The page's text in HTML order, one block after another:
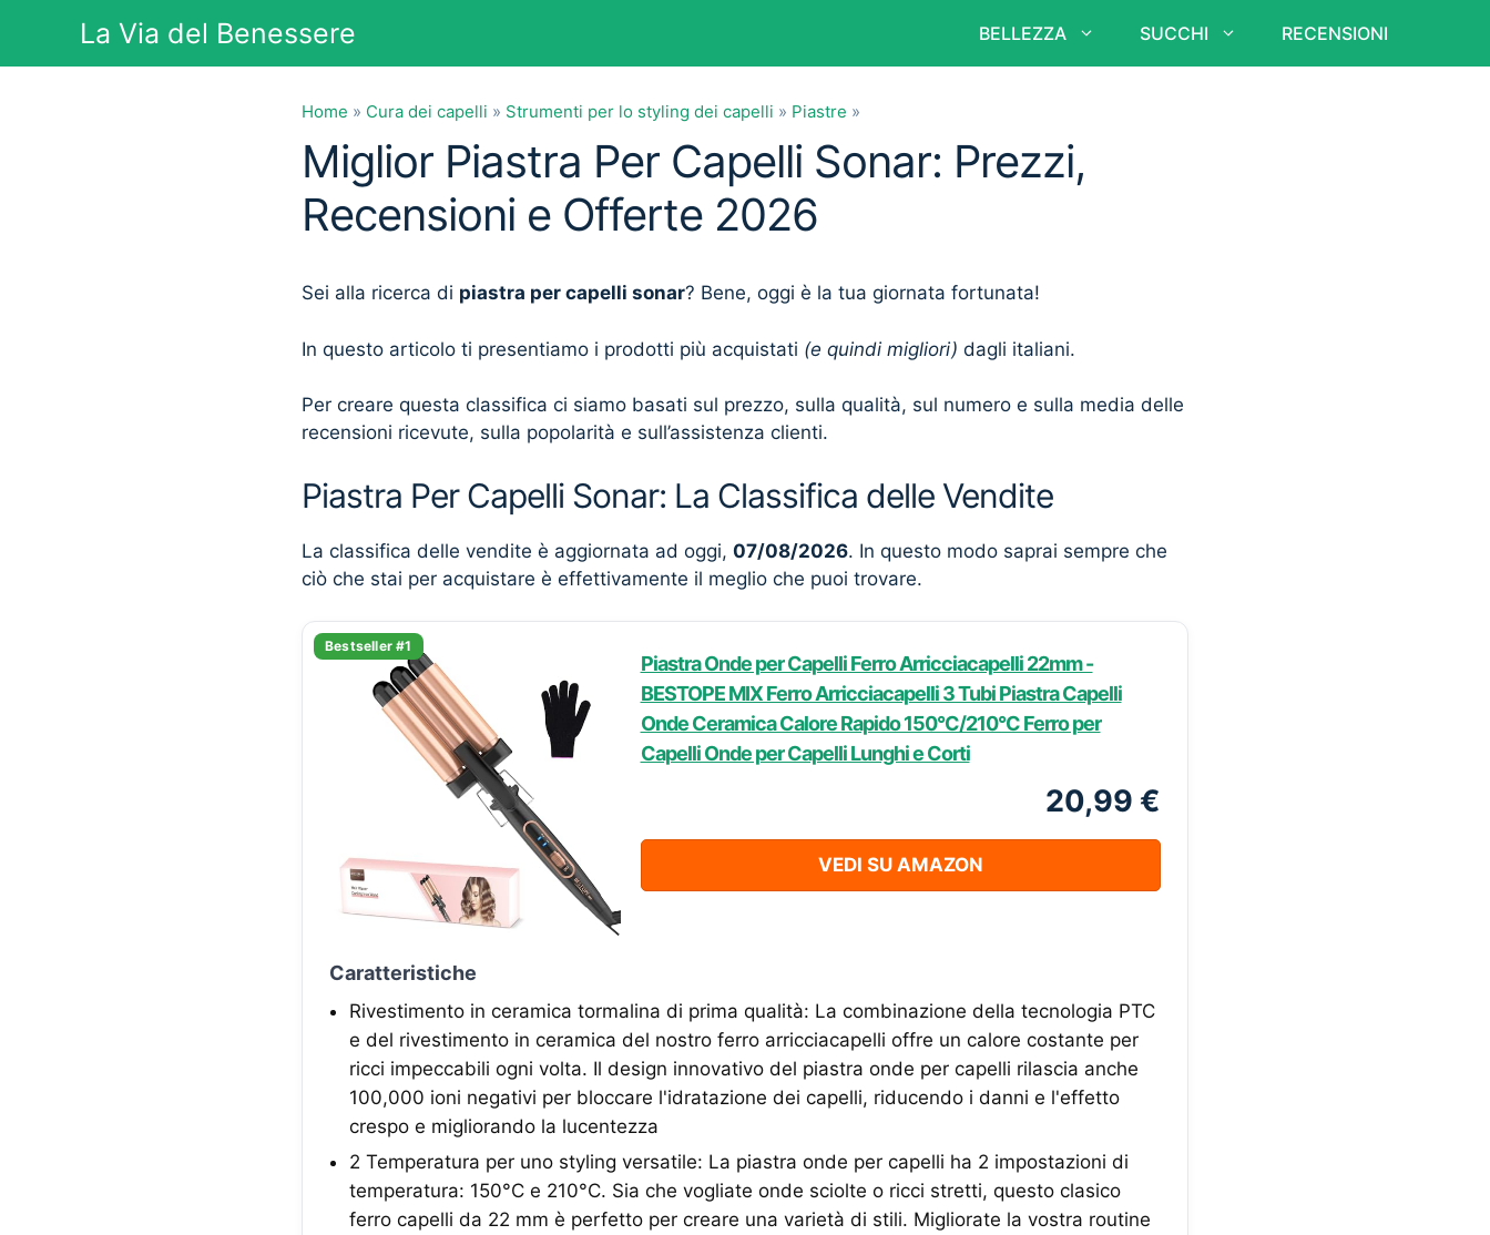
contenuto
La Via del Benessere BELLEZZA SUCCHI RECENSIONI
Home » Cura dei capelli » Strumenti per lo styling dei capelli » Piastre »
Miglior Piastra Per Capelli Sonar: Prezzi,
Recensioni e Offerte 2026
Sei alla ricerca di piastra per capelli sonar? Bene, oggi è la tua giornata fortunata!
In questo articolo ti presentiamo i prodotti più acquistati (e quindi migliori) dagli italiani.
Per creare questa classifica ci siamo basati sul prezzo, sulla qualità, sul numero e sulla media delle
recensioni ricevute, sulla popolarità e sull’assistenza clienti.
Piastra Per Capelli Sonar: La Classifica delle Vendite
La classifica delle vendite è aggiornata ad oggi, 07/08/2026. In questo modo saprai sempre che
ciò che stai per acquistare è effettivamente il meglio che puoi trovare.
Bestseller #1
Piastra Onde per Capelli Ferro Arricciacapelli 22mm -
BESTOPE MIX Ferro Arricciacapelli 3 Tubi Piastra Capelli
Onde Ceramica Calore Rapido 150°C/210°C Ferro per
Capelli Onde per Capelli Lunghi e Corti
20,99 €
VEDI SU AMAZON
Caratteristiche
Rivestimento in ceramica tormalina di prima qualità: La combinazione della tecnologia PTC
e del rivestimento in ceramica del nostro ferro arricciacapelli offre un calore costante per
ricci impeccabili ogni volta. Il design innovativo del piastra onde per capelli rilascia anche
100,000 ioni negativi per bloccare l'idratazione dei capelli, riducendo i danni e l'effetto
crespo e migliorando la lucentezza
2 Temperatura per uno styling versatile: La piastra onde per capelli ha 2 impostazioni di
temperatura: 150°C e 210°C. Sia che vogliate onde sciolte o ricci stretti, questo clasico
ferro capelli da 22 mm è perfetto per creare una varietà di stili. Migliorate la vostra routine